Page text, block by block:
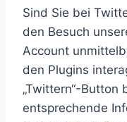
Sind Sie bei
den Besuch
Account
den Plugins
„Twittern“-
entsprechende